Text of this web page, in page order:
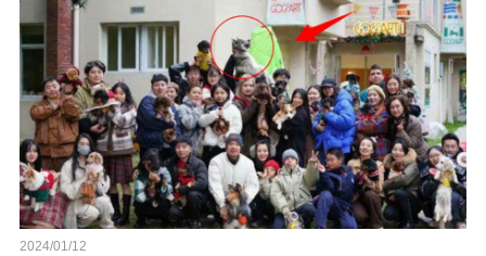
2024/01/12